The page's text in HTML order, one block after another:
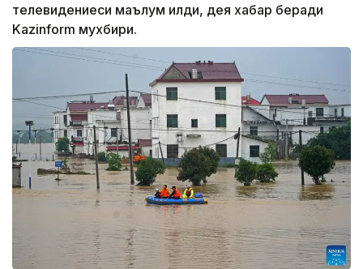
телевидениеси маълум қилди, дея хабар беради
Kazinform мухбири.